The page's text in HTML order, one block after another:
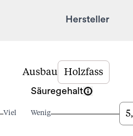
Hersteller
Ausbau Holzfass
Viel
Säuregehalt
Wenig